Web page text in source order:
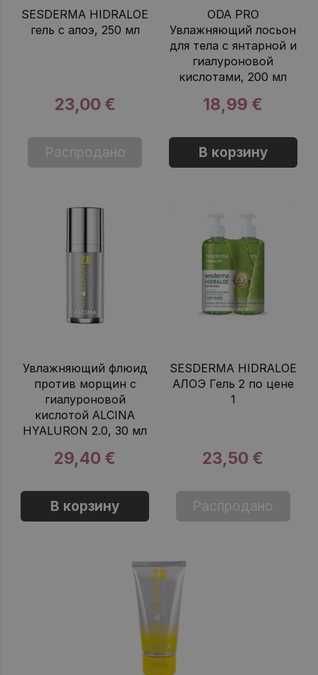
SESDERMA HIDRALOE
гель с алоэ, 250 мл
23,00 €
Распродано
ODA PRO
Увлажняющий лосьон
для тела с янтарной и
гиалуроновой
кислотами, 200 мл
18,99 €
В корзину
Увлажняющий флюид
против морщин с
гиалуроновой
кислотой ALCINA
HYALURON 2.0, 30 мл
29,40 €
В корзину
SESDERMA HIDRALOE
АЛОЭ Гель 2 по цене
1
23,50 €
Распродано